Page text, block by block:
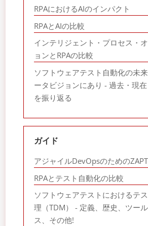
RPAにおけるAIのインパクト
RPAとAIの比較
インテリジェント・プロセス・
ョンとRPAの比較
ソフトウェアテスト自動化の未
ータビジョンにあり - 過去・現
を振り返る
ガイド
アジャイルDevOpsのための
RPAとテスト自動化の比較
ソフトウェアテストにおけるテ
理（TDM） - 定義、歴史、ツー
ス、その他!